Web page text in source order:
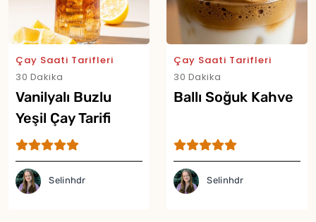
Çay Saati Tarifleri
30 Dakika
Vanilyalı Buzlu
Yeşil Çay Tarifi
Selinhdr
Çay Saati Tarifleri
30 Dakika
Ballı Soğuk Kahve
Selinhdr